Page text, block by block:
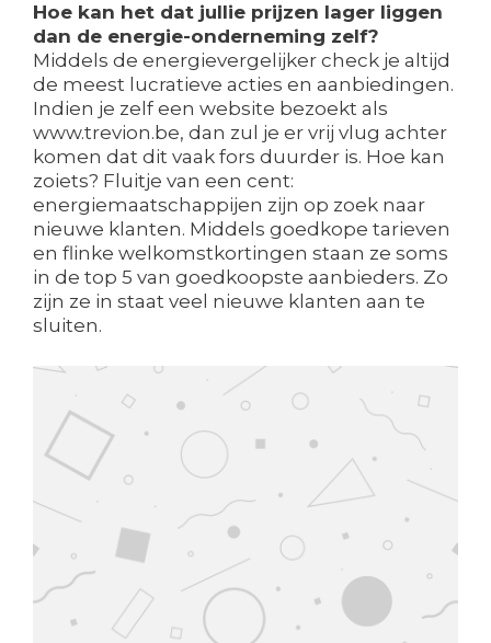
Hoe kan het dat jullie prijzen lager liggen
dan de energie-onderneming zelf?
Middels de energievergelijker check je altijd
de meest lucratieve acties en aanbiedingen.
Indien je zelf een website bezoekt als
www.trevion.be, dan zul je er vrij vlug achter
komen dat dit vaak fors duurder is. Hoe kan
zoiets? Fluitje van een cent:
energiemaatschappijen zijn op zoek naar
nieuwe klanten. Middels goedkope tarieven
en flinke welkomstkortingen staan ze soms
in de top 5 van goedkoopste aanbieders. Zo
zijn ze in staat veel nieuwe klanten aan te
sluiten.